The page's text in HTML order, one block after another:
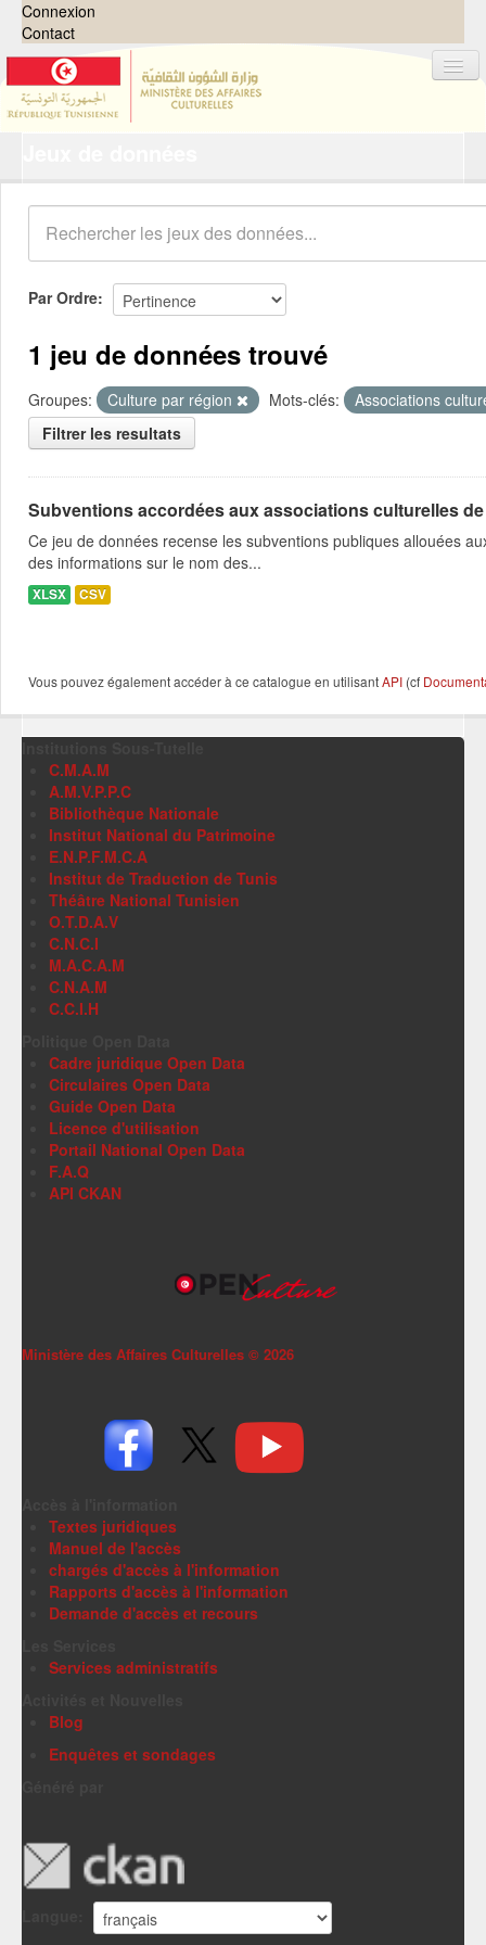
Connexion
Contact
Organisations
Groupes
Demandes 0
À propos
Par Ordre
1 jeu de données trouvé
Groupes: Culture par région Mots-clés:
Associations
Filtrer les resultats
Subventions accordées aux associations culturelles
Ce jeu de données recense les subventions publiques allouées
des informations sur le nom des...
XLSX CSV
Vous pouvez également accéder à ce catalogue en utilisantAPI (cf
C.M.A.M
A.M.V.P.P.C
Bibliothèque Nationale
Institut National du Patrimoine
E.N.P.F.M.C.A
Institut de Traduction de Tunis
Théâtre National Tunisien
O.T.D.A.V
C.N.C.I
M.A.C.A.M
C.N.A.M
C.C.I.H
Cadre juridique Open Data
Circulaires Open Data
Guide Open Data
Licence d'utilisation
Portail National Open Data
F.A.Q
API CKAN
Ministère des Affaires Culturelles © 2026
Textes juridiques
Manuel de l'accès
chargés d'accès à l'information
Rapports d'accès à l'information
Demande d'accès et recours
Services administratifs
Blog
Enquêtes et sondages